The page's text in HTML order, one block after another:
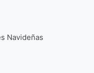
Navideñas